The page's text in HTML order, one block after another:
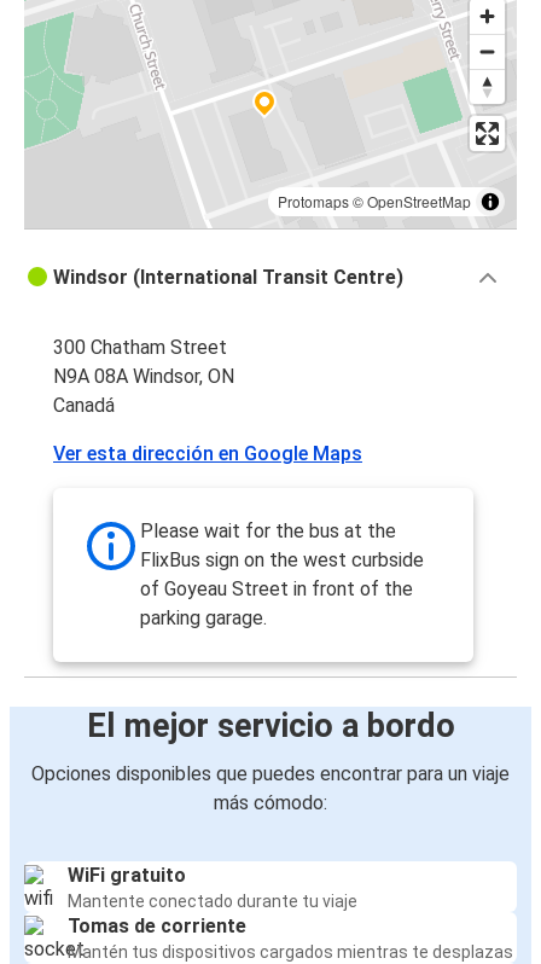
Protomaps©OpenStreetMap
Windsor (International Transit Centre)
300 Chatham Street
N9A 08A Windsor, ON
Canadá
Ver esta dirección en Google Maps
Please wait for the bus at the
FlixBus sign on the west curbside
of Goyeau Street in front of the
parking garage.
El mejor servicio a bordo
Opciones disponibles que puedes encontrar para un viaje
más cómodo:
WiFi gratuito
Mantente conectado durante tu viaje
Tomas de corriente
Mantén tus dispositivos cargados mientras te desplazas